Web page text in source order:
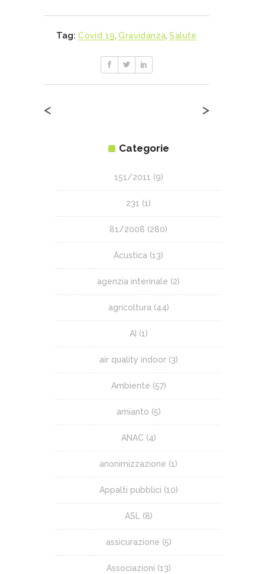
Tag: Covid 19, Gravidanza, Salute
< >
Categorie
151/2011 (9)
231 (1)
81/2008 (280)
Acustica (13)
agenzia interinale (2)
agricoltura(44)
AI (1)
air quality indoor(3)
Ambiente (57)
amianto (5)
ANAC (4)
anonimizzazione (1)
Appalti pubblici (10)
ASL(8)
assicurazione (5)
Associazioni (13)